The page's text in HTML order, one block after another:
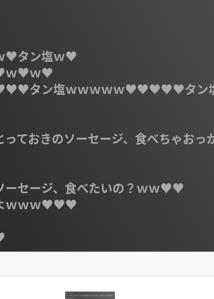
♥タン塩ｗ♥
♥ｗ♥ｗ♥
タン塩ｗｗｗｗｗ♥♥♥♥♥タン
っておきのソーセージ、食べちゃおっ
ーセージ、食べたいの？ｗｗ♥♥
ｗｗｗ♥♥♥